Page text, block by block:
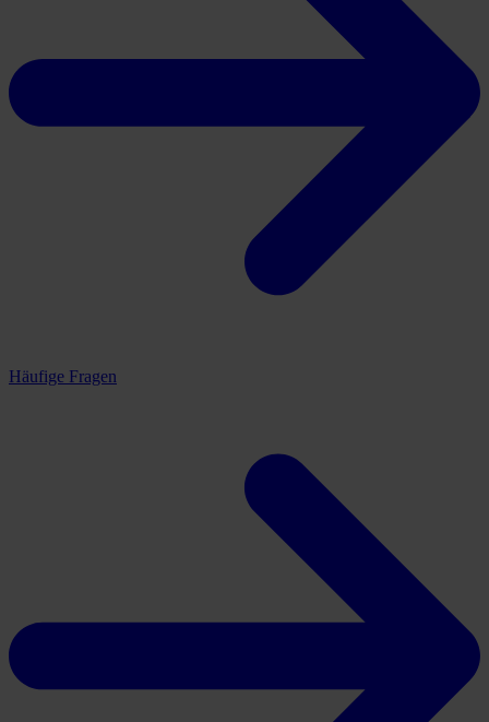
Häufige Fragen